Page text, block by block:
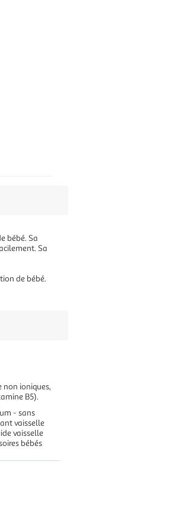
bébé. Sa
Sa
de bébé.
non ioniques,
B5).
- sans
vaisselle
vaisselle
bébés